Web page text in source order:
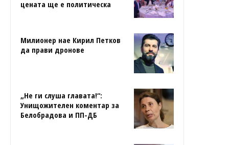
цената ще е политическа
Милионер нае Кирил Петков
да прави дронове
„Не ги слуша главата!“:
Унищожителен коментар за
Белобрадова и ПП-ДБ